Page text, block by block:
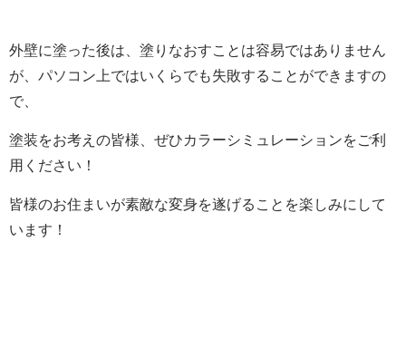
外壁に塗った後は、塗りなおすことは容易ではありません
が、パソコン上ではいくらでも失敗することができますの
で、
塗装をお考えの皆様、ぜひカラーシミュレーションをご利
用ください！
皆様のお住まいが素敵な変身を遂げることを楽しみにして
います！